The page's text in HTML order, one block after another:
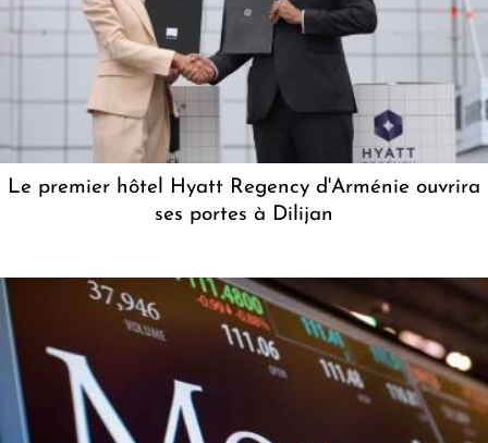
Le premier hôtel Hyatt Regency d'Arménie ouvrira
ses portes à Dilijan